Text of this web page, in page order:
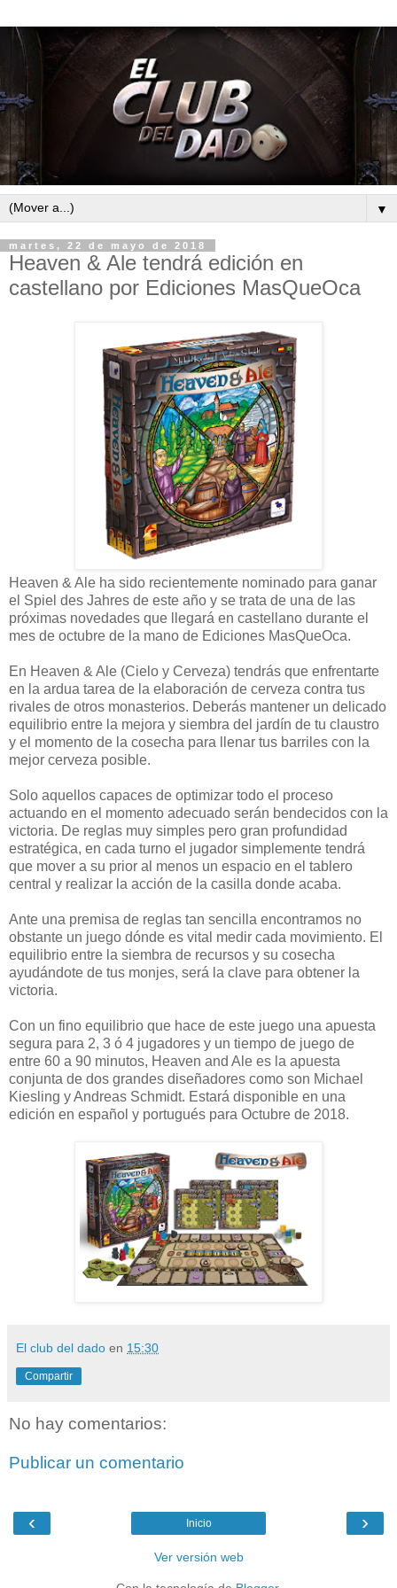
▼
martes, 22 de mayo de 2018
Heaven & Ale tendrá edición en
castellano por Ediciones MasQueOca
Heaven & Ale ha sido recientemente nominado para ganar
el Spiel des Jahres de este año y se trata de una de las
próximas novedades que llegará en castellano durante el
mes de octubre de la mano de Ediciones MasQueOca.
En Heaven & Ale (Cielo y Cerveza) tendrás que enfrentarte
en la ardua tarea de la elaboración de cerveza contra tus
rivales de otros monasterios. Deberás mantener un delicado
equilibrio entre la mejora y siembra del jardín de tu claustro
y el momento de la cosecha para llenar tus barriles con la
mejor cerveza posible.
Solo aquellos capaces de optimizar todo el proceso
actuando en el momento adecuado serán bendecidos con la
victoria. De reglas muy simples pero gran profundidad
estratégica, en cada turno el jugador simplemente tendrá
que mover a su prior al menos un espacio en el tablero
central y realizar la acción de la casilla donde acaba.
Ante una premisa de reglas tan sencilla encontramos no
obstante un juego dónde es vital medir cada movimiento. El
equilibrio entre la siembra de recursos y su cosecha
ayudándote de tus monjes, será la clave para obtener la
victoria.
Con un fino equilibrio que hace de este juego una apuesta
segura para 2, 3 ó 4 jugadores y un tiempo de juego de
entre 60 a 90 minutos, Heaven and Ale es la apuesta
conjunta de dos grandes diseñadores como son Michael
Kiesling y Andreas Schmidt. Estará disponible en una
edición en español y portugués para Octubre de 2018.
El club del dado en 15:30
Compartir
No hay comentarios:
Publicar un comentario
‹ ›
Inicio
Ver versión web